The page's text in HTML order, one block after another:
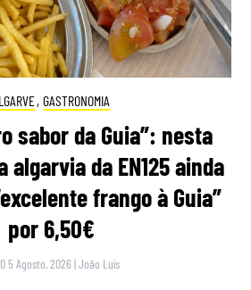
, GASTRONOMIA
sabor da Guia”: nesta
da EN125 ainda
frango à Guia”
por 6,50€
5 Agosto, 2026 |João Luís